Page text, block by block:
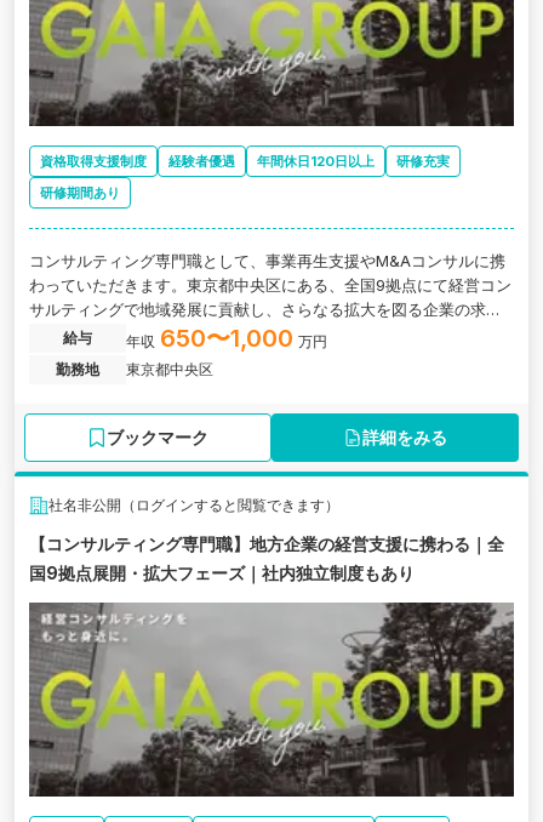
資格取得支援制度 経験者優遇 年間休日120日以上
研修充実
研修期間あり
コンサルティング専門職として、事業再生支援やМ&Aコンサルに携
わっていただきます。東京都中央区にある、全国9拠点にて経営コン
サルティングで地域発展に貢献し、さらなる拡大を図る企業の求人
です。給与 年収 650〜1,000 万円
勤務地
東京都中央区
ブックマーク 詳細をみる
社名非公開（ログインすると閲覧できます）
【コンサルティング専門職】地方企業の経営支援に携わる｜全
国9拠点展開・拡大フェーズ｜社内独立制度もあり